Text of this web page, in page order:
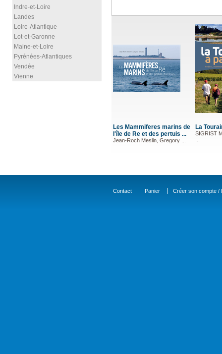
Indre-et-Loire
Landes
Loire-Atlantique
Lot-et-Garonne
Maine-et-Loire
Pyrénées-Atlantiques
Vendée
Vienne
Les Mammiferes marins de
l'île de Re et des pertuis ...
Jean-Roch Meslin, Gregory ...
La
SIGRIST
Contact Panier Créer son compte /